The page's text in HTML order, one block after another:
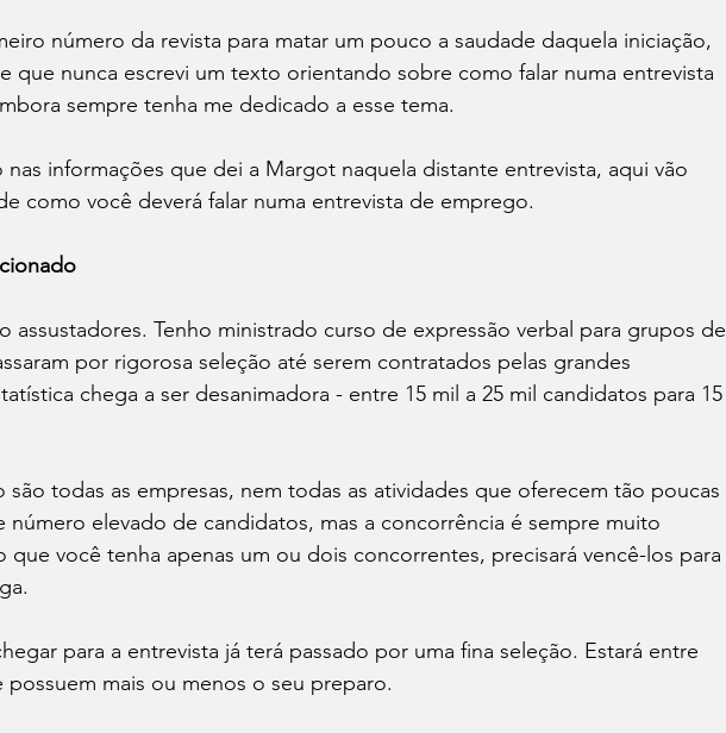
número da revista para matar um pouco a saudade daquela iniciação,
que nunca escrevi um texto orientando sobre como falar numa entrevista
sempre tenha me dedicado a esse tema.
nas informações que dei a Margot naquela distante entrevista, aqui vão
como você deverá falar numa entrevista de emprego.
assustadores. Tenho ministrado curso de expressão verbal para grupos de
por rigorosa seleção até serem contratados pelas grandes
chega a ser desanimadora - entre 15 mil a 25 mil candidatos para 15
são todas as empresas, nem todas as atividades que oferecem tão poucas
número elevado de candidatos, mas a concorrência é sempre muito
que você tenha apenas um ou dois concorrentes, precisará vencê-los para
para a entrevista já terá passado por uma fina seleção. Estará entre
possuem mais ou menos o seu preparo.